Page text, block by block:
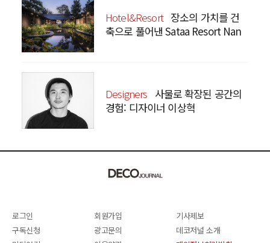
Hotel&Resort 장소의 가치를 건
축으로 풀어낸 Sataa Resort Nan
Designers 사물로 확장된 공간의
경험: 디자이너 이상혁
로그인 회원가입
기사제보
구독신청
광고문의
데코저널 소개